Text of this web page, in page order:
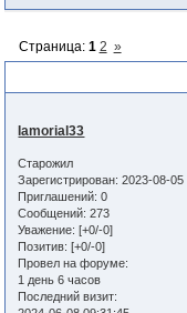
Страница: 1 2 »
Iamorial33
Старожил
Зарегистрирован: 2023-08-05
Приглашений: 0
Сообщений: 273
Уважение: [+0/-0]
Позитив: [+0/-0]
Провел на форуме:
1 день 6 часов
Последний визит: